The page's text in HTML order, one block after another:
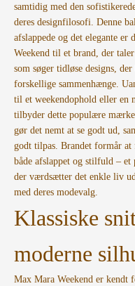
samtidig med den
deres designfilosofi. Denne
afslappede og det elegante er
Weekend til et brand, der
som søger tidløse designs,
forskellige sammenhænge.
til et weekendophold eller en
tilbyder dette populære
gør det nemt at se godt ud,
godt tilpas. Brandet formår
både afslappet og stilfuld –
der værdsætter det enkle liv
med deres modevalg.
Klassiske
moderne
Max Mara Weekend er kendt